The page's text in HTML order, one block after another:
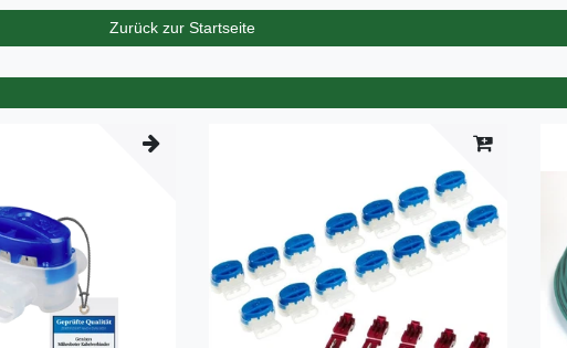
Zurück zur Startseite